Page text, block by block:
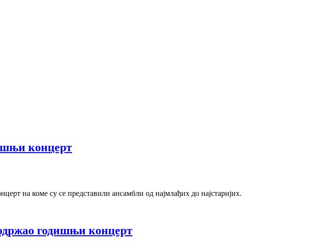
концерт
на коме су се представили ансамбли од најмлађих до најстаријих.
годишњи концерт